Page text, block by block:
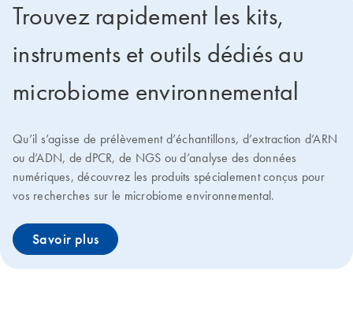
Trouvez rapidement les kits,
instruments et outils dédiés au
microbiome environnemental
Qu’il s’agisse de prélèvement d’échantillons, d’extraction d’ARN
ou d’ADN, de dPCR, de NGS ou d’analyse des données
numériques, découvrez les produits spécialement conçus pour
vos recherches sur le microbiome environnemental.
Savoir plus